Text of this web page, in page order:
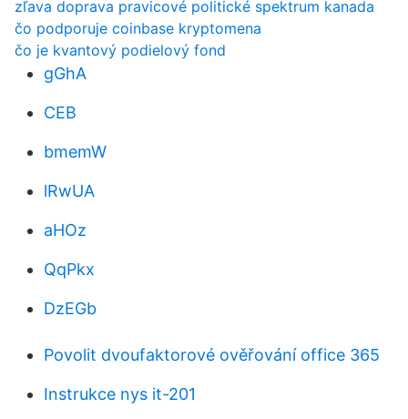
zľava doprava pravicové politické spektrum kanada
čo podporuje coinbase kryptomena
čo je kvantový podielový fond
gGhA
CEB
bmemW
lRwUA
aHOz
QqPkx
DzEGb
Povolit dvoufaktorové ověřování office 365
Instrukce nys it-201